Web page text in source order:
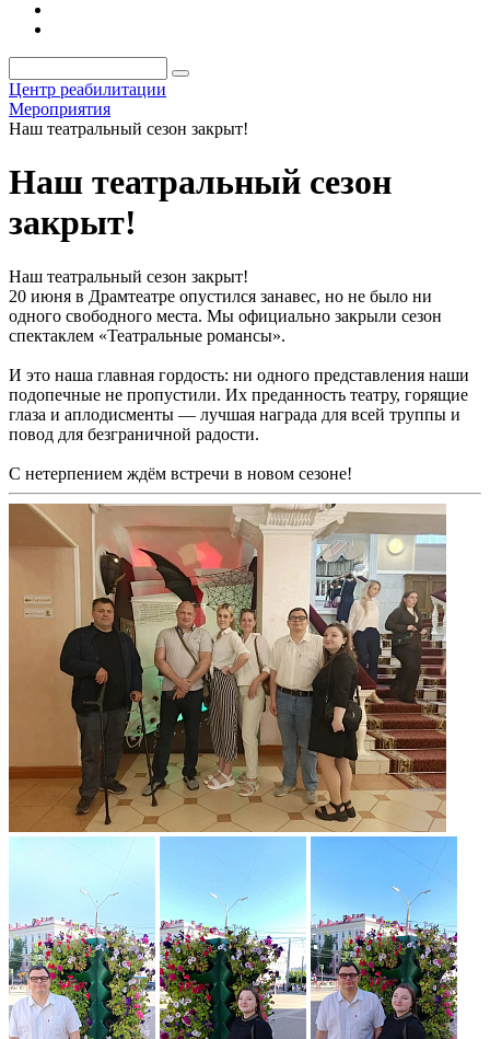
Центр реабилитации
Мероприятия
Наш театральный сезон закрыт!
Наш театральный сезон
закрыт!
Наш театральный сезон закрыт!
20 июня в Драмтеатре опустился занавес, но не было ни
одного свободного места. Мы официально закрыли сезон
спектаклем «Театральные романсы».
И это наша главная гордость: ни одного представления наши
подопечные не пропустили. Их преданность театру, горящие
глаза и аплодисменты — лучшая награда для всей труппы и
повод для безграничной радости.
С нетерпением ждём встречи в новом сезоне!